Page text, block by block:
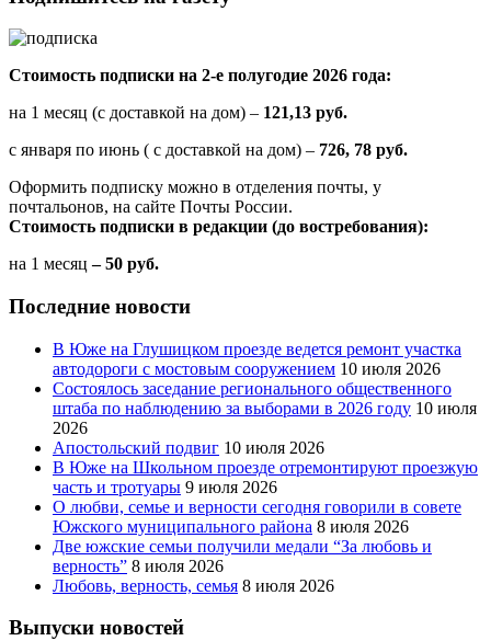
Стоимость подписки на 2-е полугодие 2026 года:
на 1 месяц (с доставкой на дом) – 121,13 руб.
с января по июнь ( с доставкой на дом) – 726, 78 руб.
Оформить подписку можно в отделения почты, у
почтальонов, на сайте Почты России.
Стоимость подписки в редакции (до востребования):
на 1 месяц – 50 руб.
Последние новости
В Юже на Глушицком проезде ведется ремонт участка
автодороги с мостовым сооружением 10 июля 2026
Состоялось заседание регионального общественного
штаба по наблюдению за выборами в 2026 году 10 июля
2026
Апостольский подвиг 10 июля 2026
В Юже на Школьном проезде отремонтируют проезжую
часть и тротуары 9 июля 2026
О любви, семье и верности сегодня говорили в совете
Южского муниципального района 8 июля 2026
Две южские семьи получили медали “За любовь и
верность” 8 июля 2026
Любовь, верность, семья 8 июля 2026
Выпуски новостей